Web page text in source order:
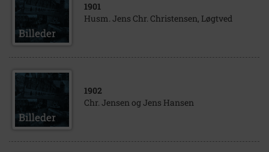
1901
Husm. Jens Chr. Christensen, Løgtved
1902
Chr. Jensen og Jens Hansen